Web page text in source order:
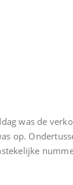
was de
op.